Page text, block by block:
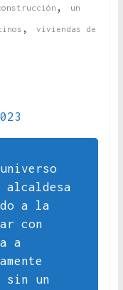
, un
, viviendas de
a la
con
a
sin un